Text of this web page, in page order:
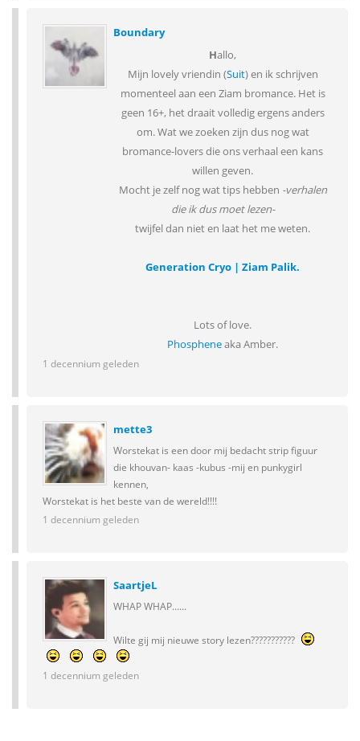
Boundary
Hallo,
Mijn lovely vriendin (Suit) en ik schrijven
momenteel aan een Ziam bromance. Het is
geen 16+, het draait volledig ergens anders
om. Wat we zoeken zijn dus nog wat
bromance-lovers die ons verhaal een kans
willen geven.
Mocht je zelf nog wat tips hebben -verhalen
die ik dus moet lezen-
twijfel dan niet en laat het me weten.
Generation Cryo | Ziam Palik.
Lots of love.
Phospheneaka Amber.
1 decennium geleden
mette3
Worstekat is een door mij bedacht strip figuur
die khouvan- kaas -kubus -mij en punkygirl
kennen,
Worstekat is het beste van de wereld!!!!
1 decennium geleden
SaartjeL
WHAP WHAP......
Wilte gij mij nieuwe story lezen???????????
1 decennium geleden